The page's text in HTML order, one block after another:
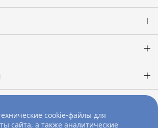
cookie-файлы для
сайта, а также аналитические